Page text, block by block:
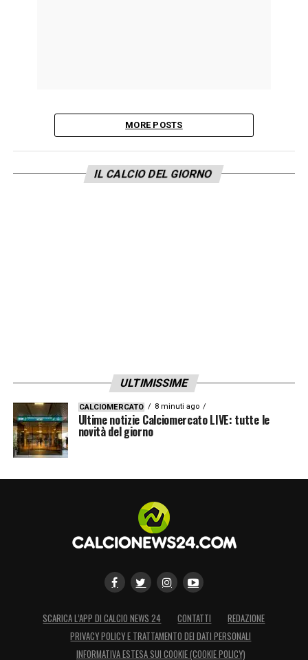
MORE POSTS
IL CALCIO DEL GIORNO
ULTIMISSIME
CALCIOMERCATO 8 minuti ago
Ultime notizie Calciomercato LIVE: tutte le
novità del giorno
SCARICA L’APP DI CALCIO NEWS 24 CONTATTI
REDAZIONE
PRIVACY POLICY E TRATTAMENTO DEI DATI PERSONALI
INFORMATIVA ESTESA SUI COOKIE (COOKIE POLICY)